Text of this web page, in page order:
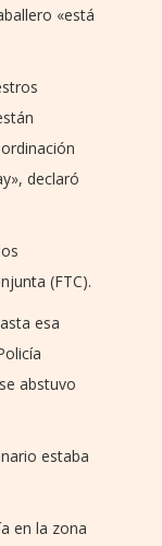
«está
declaró
(FTC).
esa
abstuvo
estaba
en la zona